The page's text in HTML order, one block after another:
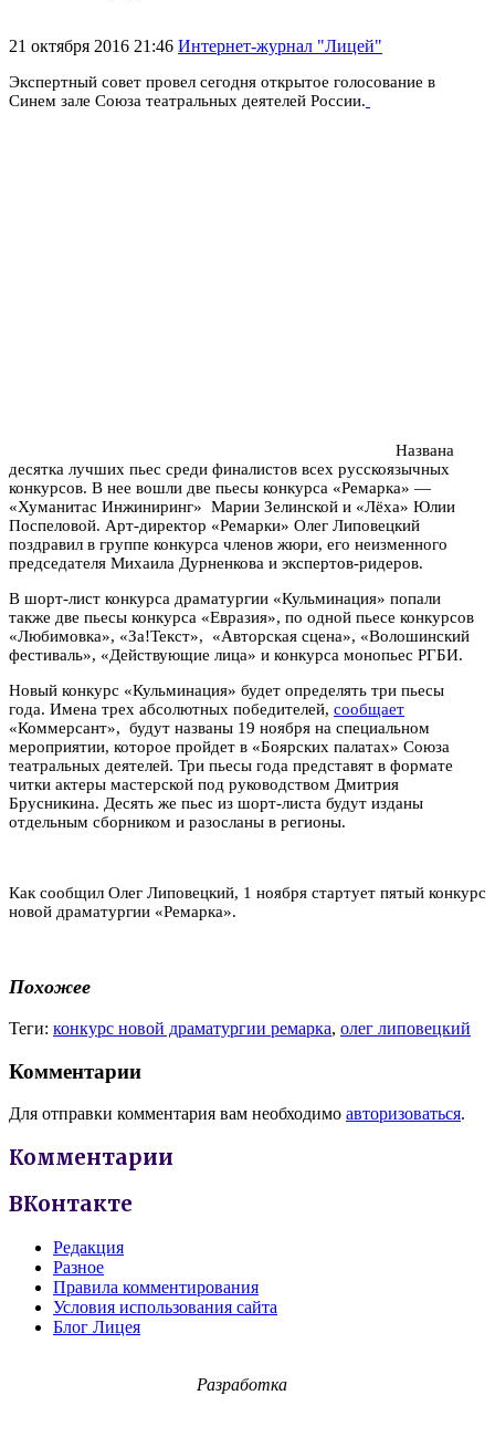
21 октября 2016 21:46 Интернет-журнал "Лицей"
Экспертный совет провел сегодня открытое голосование в
Синем зале Союза театральных деятелей России.
Названа
десятка лучших пьес среди финалистов всех русскоязычных
конкурсов. В нее вошли две пьесы конкурса «Ремарка» —
«Хуманитас Инжиниринг» Марии Зелинской и «Лёха» Юлии
Поспеловой. Арт-директор «Ремарки» Олег Липовецкий
поздравил в группе конкурса членов жюри, его неизменного
председателя Михаила Дурненкова и экспертов-ридеров.
В шорт-лист конкурса драматургии «Кульминация» попали
также две пьесы конкурса «Евразия», по одной пьесе конкурсов
«Любимовка», «За!Текст», «Авторская сцена», «Волошинский
фестиваль», «Действующие лица» и конкурса монопьес РГБИ.
Новый конкурс «Кульминация» будет определять три пьесы
года. Имена трех абсолютных победителей, сообщает
«Коммерсант», будут названы 19 ноября на специальном
мероприятии, которое пройдет в «Боярских палатах» Союза
театральных деятелей. Три пьесы года представят в формате
читки актеры мастерской под руководством Дмитрия
Брусникина. Десять же пьес из шорт-листа будут изданы
отдельным сборником и разосланы в регионы.
Как сообщил Олег Липовецкий, 1 ноября стартует пятый конкурс
новой драматургии «Ремарка».
Похожее
Теги: конкурс новой драматургии ремарка, олег липовецкий
Комментарии
Для отправки комментария вам необходимо авторизоваться.
Комментарии
ВКонтакте
Редакция
Разное
Правила комментирования
Условия использования сайта
Блог Лицея
Разработка